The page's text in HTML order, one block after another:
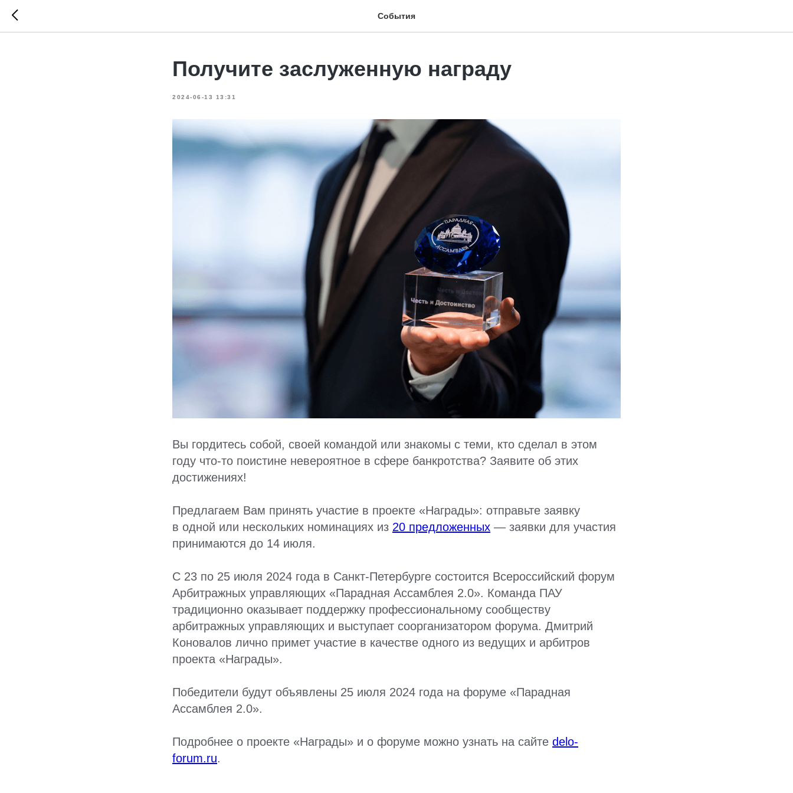
События
Получите заслуженную награду
2024-06-13 13:31
Вы гордитесь собой, своей командой или знакомы с теми, кто сделал в этом
году что-то поистине невероятное в сфере банкротства? Заявите об этих
достижениях!
Предлагаем Вам принять участие в проекте «Награды»: отправьте заявку
в одной или нескольких номинациях из 20 предложенных — заявки для участия
принимаются до 14 июля.
С 23 по 25 июля 2024 года в Санкт-Петербурге состоится Всероссийский форум
Арбитражных управляющих «Парадная Ассамблея 2.0». Команда ПАУ
традиционно оказывает поддержку профессиональному сообществу
арбитражных управляющих и выступает соорганизатором форума. Дмитрий
Коновалов лично примет участие в качестве одного из ведущих и арбитров
проекта «Награды».
Победители будут объявлены 25 июля 2024 года на форуме «Парадная
Ассамблея 2.0».
Подробнее о проекте «Награды» и о форуме можно узнать на сайте delo-
forum.ru.